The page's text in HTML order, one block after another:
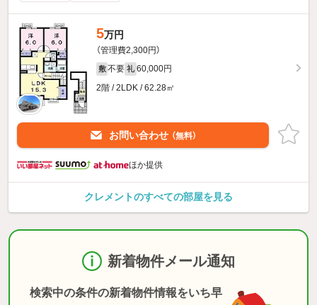
5万円
（管理費2,300円）
敷 不要 礼 60,000円
2階 / 2LDK / 62.28㎡
お問い合わせ （無料）
ほか提供
クレメントのすべての部屋を見る
新着物件メール通知
検索中の条件の新着物件情報をいち早